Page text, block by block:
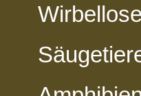
Wirbellose